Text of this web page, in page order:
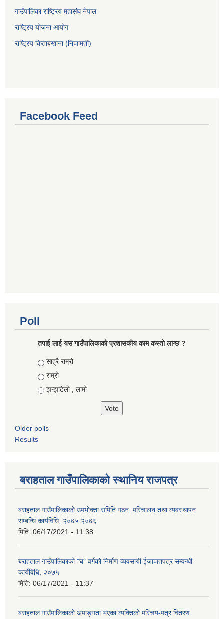
गाउँपालिका राष्ट्रिय महासंघ नेपाल
राष्ट्रिय योजना आयोग
राष्ट्रिय किताबखाना (निजामती)
Facebook Feed
Poll
तपाई लाई यस गाउँपालिकाको प्रशासकीय काम कस्तो लाग्छ ?
Choices
साह्रै राम्रो
राम्रो
झन्झटिलो , लामो
Older polls
Results
बराहताल गाउँपालिकाको स्थानिय राजपत्र
बराहताल गाउँपालिकाको उपभोक्ता समिति गठन, परिचालन तथा व्यवस्थापन
सम्बन्धि कार्यविधि, २०७५ २०७६
मिति: 06/17/2021 - 11:38
बराहताल गाउँपालिकाको "घ" वर्गको निर्माण व्यवसायी ईजाजतपत्र सम्वन्धी
कार्यविधि, २०७५
मिति: 06/17/2021 - 11:37
बराहताल गाउँपालिकाको अपाङ्गता भएका व्यक्तिको परिचय-पत्र वितरण